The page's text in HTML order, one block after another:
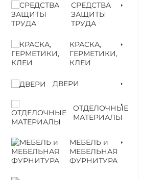
СРЕДСТВА
ЗАЩИТЫ
ТРУДА
КРАСКА,
ГЕРМЕТИКИ,
КЛЕИ
ДВЕРИ
ОТДЕЛОЧНЫЕ
МАТЕРИАЛЫ
МЕБЕЛЬ и
МЕБЕЛЬНАЯ
ФУРНИТУРА